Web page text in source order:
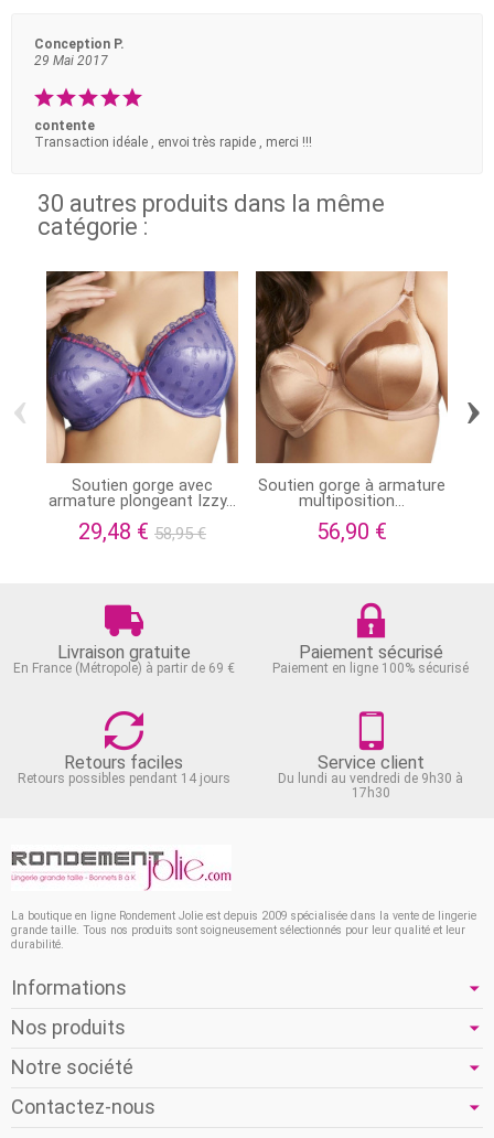
Conception P.
29 Mai 2017
contente
Transaction idéale , envoi très rapide , merci !!!
30 autres produits dans la même
catégorie :
Soutien gorge avec
armature plongeant Izzy...
29,48 € 58,95 €
Soutien gorge à armature
multiposition...
56,90 €
‹ ›
Livraison gratuite
En France (Métropole) à partir de 69 €
Paiement sécurisé
Paiement en ligne 100% sécurisé
Retours faciles
Retours possibles pendant 14 jours
Service client
Du lundi au vendredi de 9h30 à
17h30
La boutique en ligne Rondement Jolie est depuis 2009 spécialisée dans la vente de lingerie
grande taille. Tous nos produits sont soigneusement sélectionnés pour leur qualité et leur
durabilité.
Informations
Nos produits
Notre société
Contactez-nous